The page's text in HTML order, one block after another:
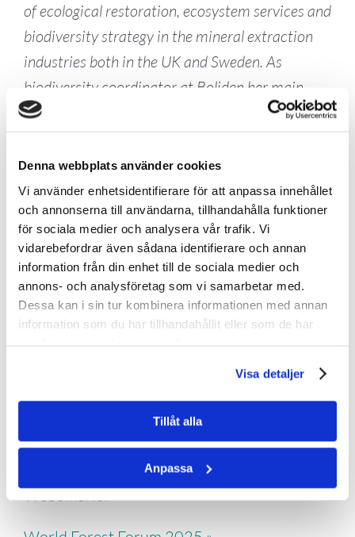
Denna webbplats använder cookies
Vi använder enhetsidentifierare för att anpassa innehållet
och annonserna till användarna, tillhandahålla funktioner
för sociala medier och analysera vår trafik. Vi
vidarebefordrar även sådana identifierare och annan
information från din enhet till de sociala medier och
annons- och analysföretag som vi samarbetar med.
Dessa kan i sin tur kombinera informationen med annan
information som du har tillhandahållit eller som de har
Visa detaljer
Tillåt alla
Anpassa
of ecological restoration, ecosystem services and
biodiversity strategy in the mineral extraction
industries both in the UK and Sweden. As
biodiversity coordinator at Boliden her main
task is to steer the company towards its goal for
currently being developed to outline the acitivies
and timeline for implementation towards that
goal. Sara is also project manager of “Mining
with Nature”, the roadmap to increased
biodiversity in the mining and metals industry.
She is also a steering group member for the
development of ClimB – a new biodiversity
« FÖREGÅENDE|
Webbinarier »